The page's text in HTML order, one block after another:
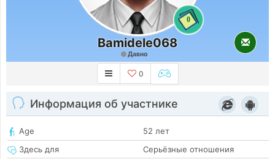
0
Bamidele068
Давно
0
Информация об участнике
Age
52 лет
Здесь для
Серьёзные отношения